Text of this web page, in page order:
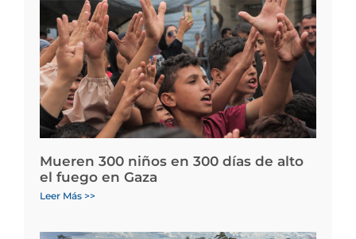
Mueren 300 niños en 300 días de alto
el fuego en Gaza
Leer Más >>